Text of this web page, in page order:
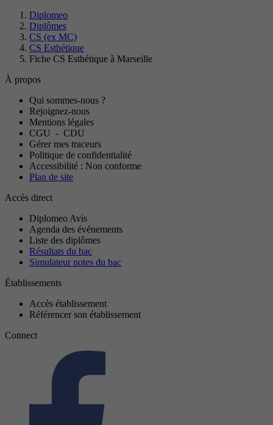
Diplomeo
Diplômes
CS (ex MC)
CS Esthétique
Fiche CS Esthétique à Marseille
À propos
Qui sommes-nous ?
Rejoignez-nous
Mentions légales
CGU - CDU
Gérer mes traceurs
Politique de confidentialité
Accessibilité : Non conforme
Plan de site
Accès direct
Diplomeo Avis
Agenda des événements
Liste des diplômes
Résultats du bac
Simulateur notes du bac
Établissements
Accès établissement
Référencer son établissement
Connect